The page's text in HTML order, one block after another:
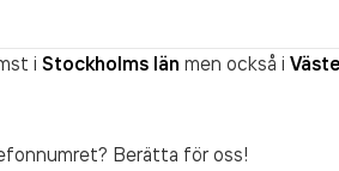
i Stockholms län men också i
Berätta för oss!